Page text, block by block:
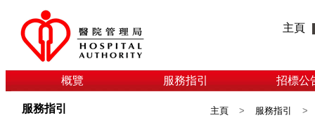
主頁
概覽 服務指引 招標公
服務指引 主頁 > 服務指引 >